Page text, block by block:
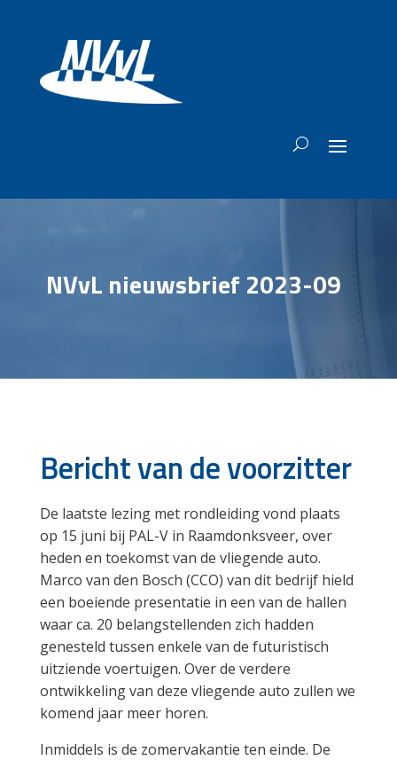
NVvL nieuwsbrief 2023-09
Bericht van de voorzitter
De laatste lezing met rondleiding vond plaats
op 15 juni bij PAL-V in Raamdonksveer, over
heden en toekomst van de vliegende auto.
Marco van den Bosch (CCO) van dit bedrijf hield
een boeiende presentatie in een van de hallen
waar ca. 20 belangstellenden zich hadden
genesteld tussen enkele van de futuristisch
uitziende voertuigen. Over de verdere
ontwikkeling van deze vliegende auto zullen we
komend jaar meer horen.
Inmiddels is de zomervakantie ten einde. De